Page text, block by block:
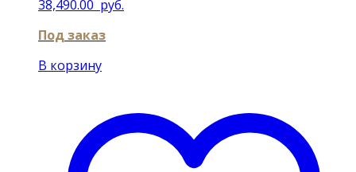
38,490.00 руб.
Под заказ
В корзину